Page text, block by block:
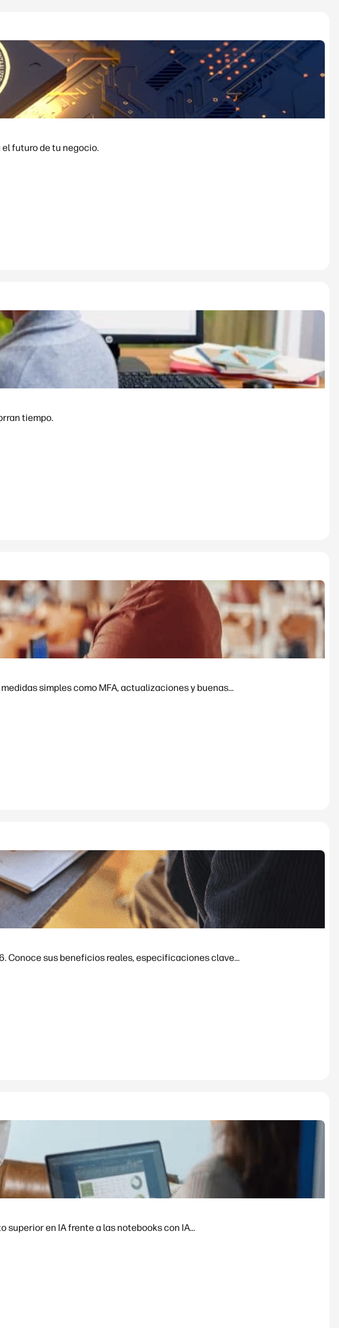
futuro de tu negocio.
tiempo.
simples como MFA, actualizaciones y buenas...
Conoce sus beneficios reales, especificaciones clave...
superior en IA frente a las notebooks con IA...